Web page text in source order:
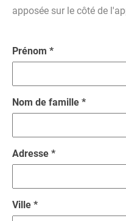
apposée sur le côté de
Prénom *
Nom de famille *
Adresse *
Ville *